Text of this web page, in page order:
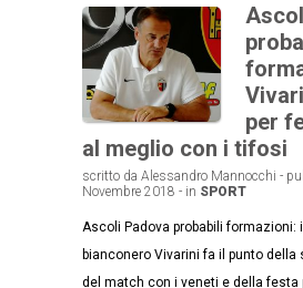
per
al meglio con i tifosi
scritto da Alessandro Mannocchi -
Novembre 2018 - in SPORT
Ascoli Padova probabili formazioni:
bianconero Vivarini fa il punto della
del match con i veneti e della festa